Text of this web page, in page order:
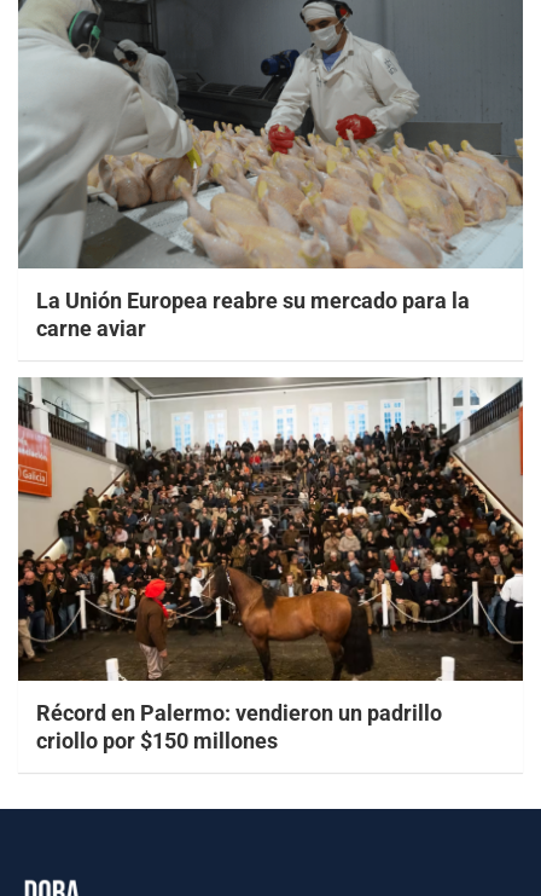
La Unión Europea reabre su mercado para la
carne aviar
Récord en Palermo: vendieron un padrillo
criollo por $150 millones